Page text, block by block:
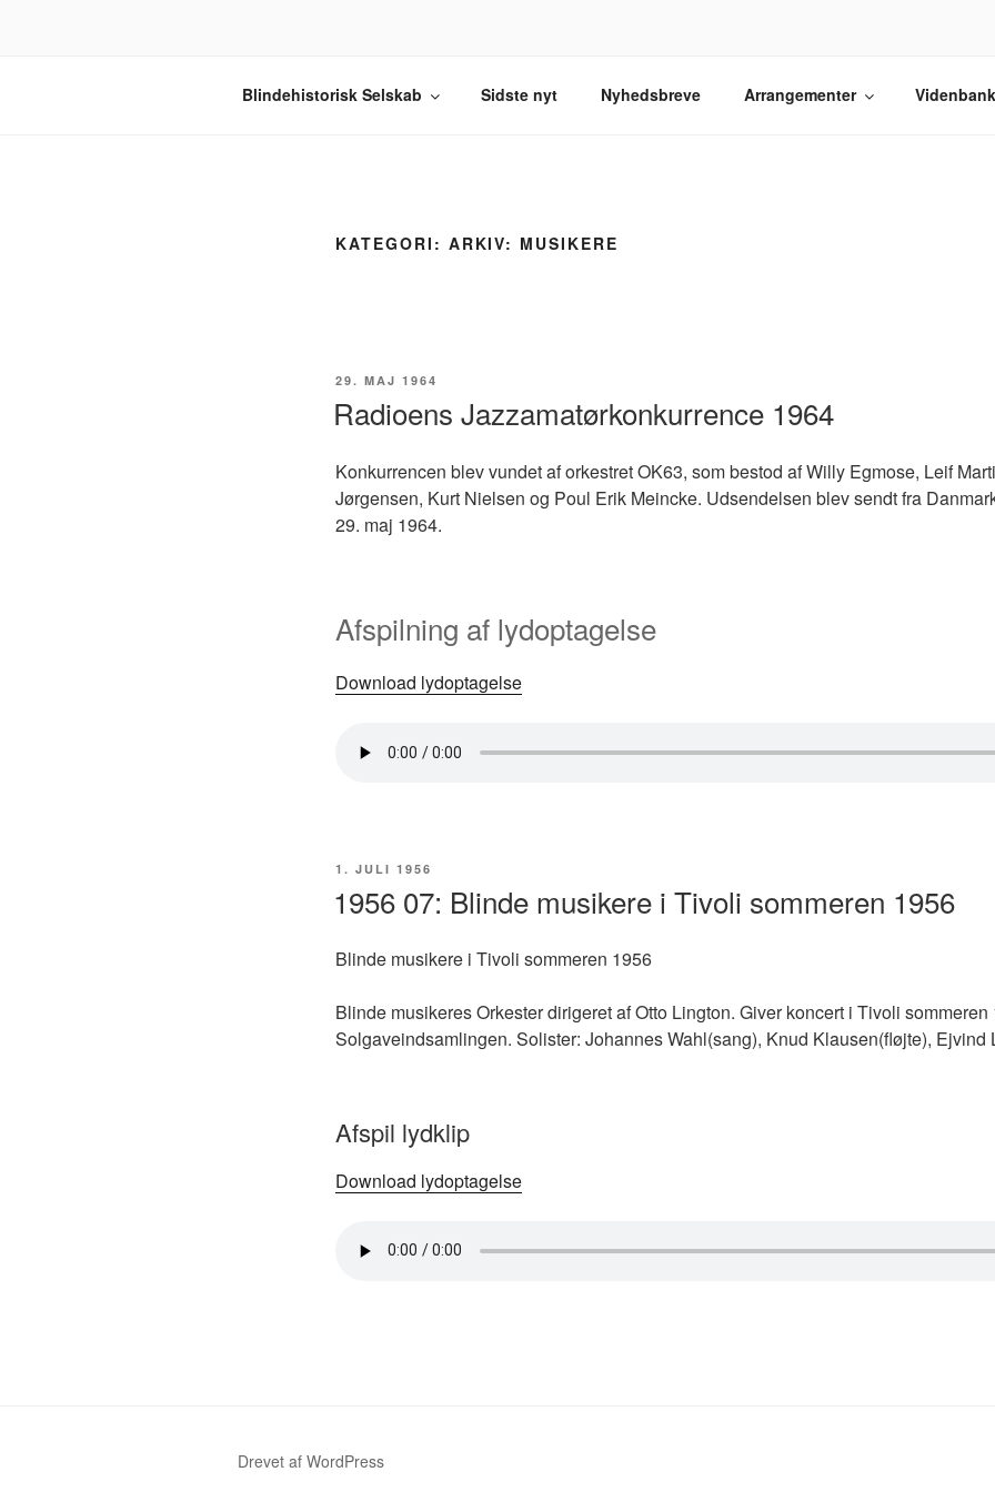
BLINDEHISTORISK SELSKAB
Velkommen til Blindehistorisk Selskab.
Blindehistorisk Selskab Sidste nyt Nyhedsbreve Arrangementer Videnbank
KATEGORI: ARKIV: MUSIKERE
UDGIVET
29. MAJ 1964
Radioens Jazzamatørkonkurrence 1964
Konkurrencen blev vundet af orkestret OK63, som bestod af Willy Egmose, Leif
Jørgensen, Kurt Nielsen og Poul Erik Meincke. Udsendelsen blev sendt fra
29. maj 1964.
Afspilning af lydoptagelse
Download lydoptagelse
UDGIVET
1. JULI 1956
1956 07: Blinde musikere i Tivoli sommeren 1956
Blinde musikere i Tivoli sommeren 1956
Blinde musikeres Orkester dirigeret af Otto Lington. Giver koncert i Tivoli
Solgaveindsamlingen. Solister: Johannes Wahl(sang), Knud Klausen(fløjte), Ejvind
Afspil lydklip
Download lydoptagelse
Drevet af WordPress